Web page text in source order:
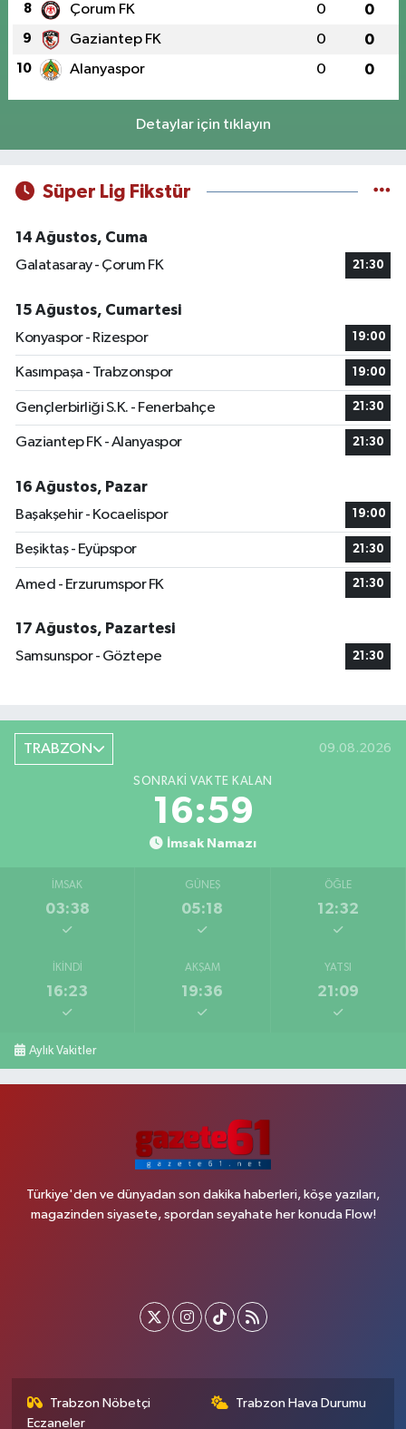
8 Çorum FK 0 0
9 Gaziantep FK 0 0
10 Alanyaspor 0 0
Detaylar için tıklayın
Süper Lig Fikstür
14 Ağustos, Cuma
Galatasaray - Çorum FK
21:30
15 Ağustos, Cumartesi
Konyaspor - Rizespor
19:00
Kasımpaşa - Trabzonspor 19:00
Gençlerbirliği S.K. - Fenerbahçe 21:30
Gaziantep FK - Alanyaspor 21:30
16 Ağustos, Pazar
Başakşehir - Kocaelispor
19:00
Beşiktaş - Eyüpspor 21:30
Amed - Erzurumspor FK 21:30
17 Ağustos, Pazartesi
Samsunspor - Göztepe
21:30
TRABZON 09.08.2026
SONRAKI VAKTE KALAN
16:58
İmsak Namazı
İMSAK
03:38
GÜNEŞ
05:18
ÖĞLE
12:32
İKINDI
16:23
AKŞAM
19:36
YATSI
21:09
Aylık Vakitler
Türkiye'den ve dünyadan son dakika haberleri, köşe yazıları,
magazinden siyasete, spordan seyahate her konuda Flow!
Trabzon Nöbetçi
Eczaneler
Trabzon Hava Durumu